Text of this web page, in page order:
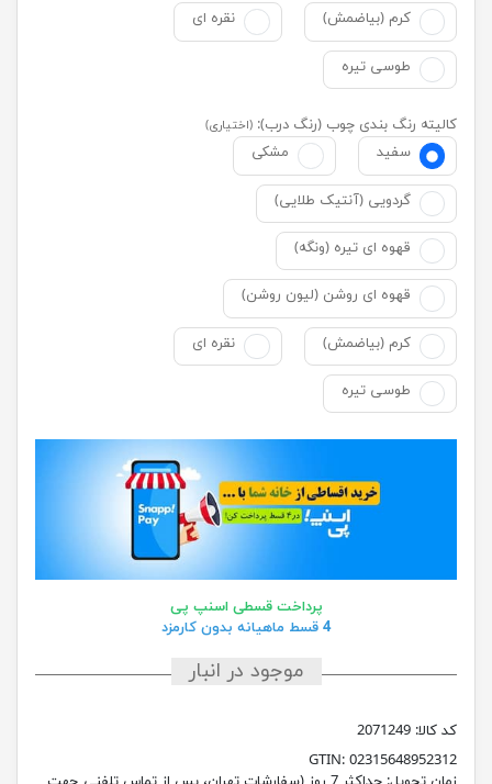
کرم (بیاضمش) نقره ای
طوسی تیره
کالیته رنگ بندی چوب (رنگ درب): (اختیاری)
سفید مشکی
گردویی (آنتیک طلایی)
قهوه ای تیره (ونگه)
قهوه ای روشن (لیون روشن)
کرم (بیاضمش) نقره ای
طوسی تیره
پرداخت قسطی اسنپ پی
4 قسط ماهیانه بدون کارمزد
موجود در انبار
کد کالا: 2071249
GTIN: 02315648952312